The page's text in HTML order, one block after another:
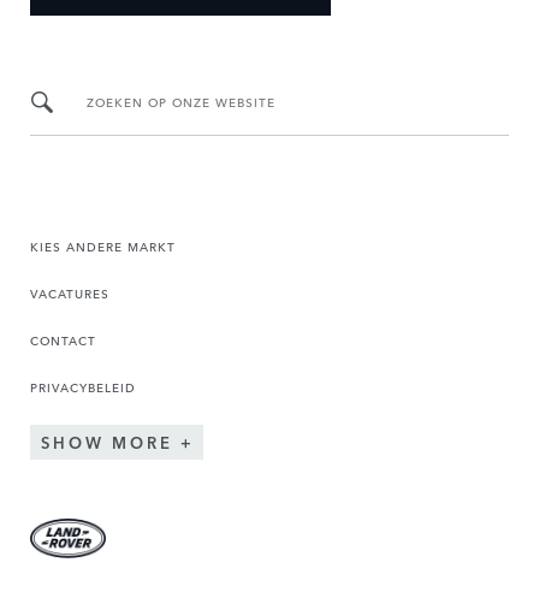
ZOEKEN OP ONZE WEBSITE
KIES ANDERE MARKT
VACATURES
CONTACT
PRIVACYBELEID
SHOW MORE